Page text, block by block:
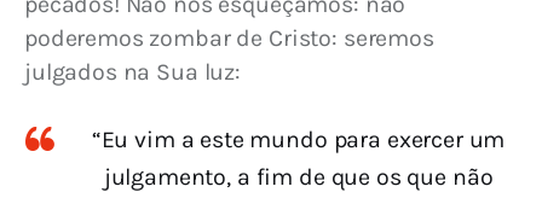
poderemos zombar de Cristo: seremos
julgados na Sua luz:
“Eu vim a este mundo para exercer um
julgamento, a fim de que os que não